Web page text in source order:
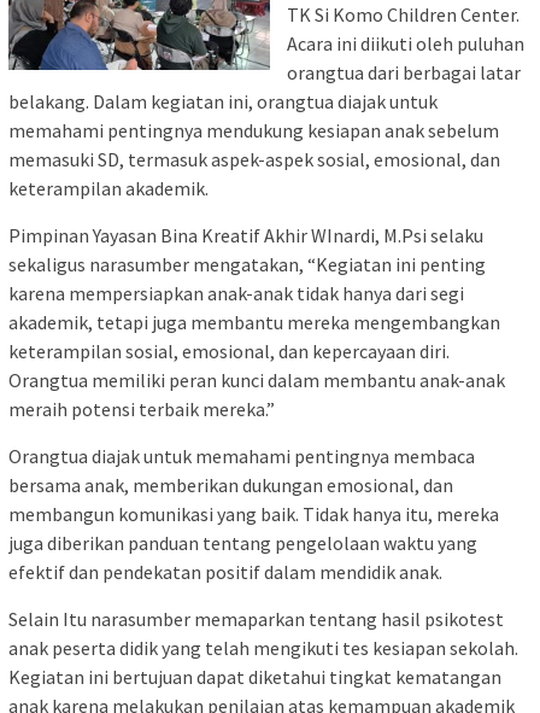
TK Si Komo Children Center.
Acara ini diikuti oleh puluhan
orangtua dari berbagai latar
belakang. Dalam kegiatan ini, orangtua diajak untuk
memahami pentingnya mendukung kesiapan anak sebelum
memasuki SD, termasuk aspek-aspek sosial, emosional, dan
keterampilan akademik.
Pimpinan Yayasan Bina Kreatif Akhir WInardi, M.Psi selaku
sekaligus narasumber mengatakan, “Kegiatan ini penting
karena mempersiapkan anak-anak tidak hanya dari segi
akademik, tetapi juga membantu mereka mengembangkan
keterampilan sosial, emosional, dan kepercayaan diri.
Orangtua memiliki peran kunci dalam membantu anak-anak
meraih potensi terbaik mereka.”
Orangtua diajak untuk memahami pentingnya membaca
bersama anak, memberikan dukungan emosional, dan
membangun komunikasi yang baik. Tidak hanya itu, mereka
juga diberikan panduan tentang pengelolaan waktu yang
efektif dan pendekatan positif dalam mendidik anak.
Selain Itu narasumber memaparkan tentang hasil psikotest
anak peserta didik yang telah mengikuti tes kesiapan sekolah.
Kegiatan ini bertujuan dapat diketahui tingkat kematangan
anak karena melakukan penilaian atas kemampuan akademik